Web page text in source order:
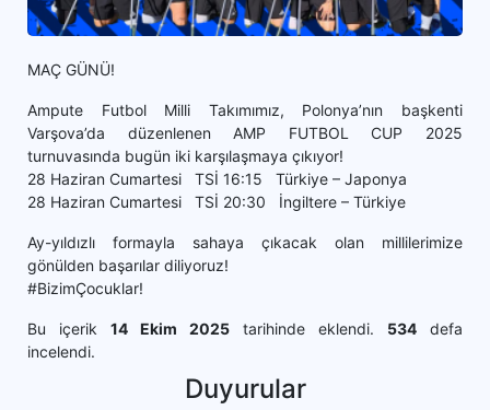
MAÇ GÜNÜ!
Ampute Futbol Milli Takımımız, Polonya’nın başkenti
Varşova’da düzenlenen AMP FUTBOL CUP 2025
turnuvasında bugün iki karşılaşmaya çıkıyor!
28 Haziran Cumartesi TSİ 16:15 Türkiye – Japonya
28 Haziran Cumartesi TSİ 20:30 İngiltere – Türkiye
Ay-yıldızlı formayla sahaya çıkacak olan millilerimize
gönülden başarılar diliyoruz!
#BizimÇocuklar!
Bu içerik 14 Ekim 2025 tarihinde eklendi. 534 defa
incelendi.
Duyurular